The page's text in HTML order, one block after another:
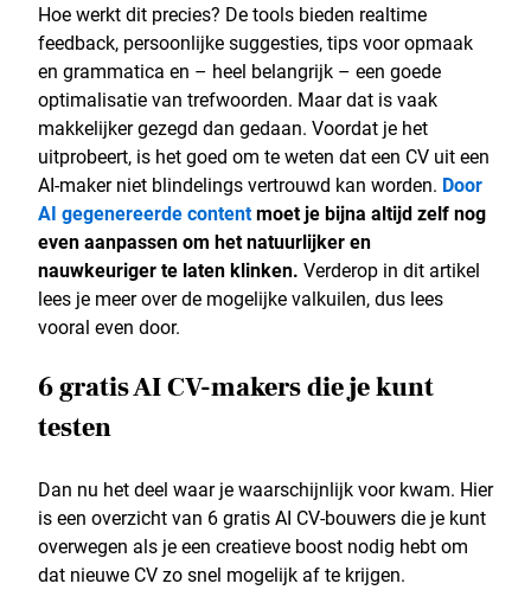
Hoe werkt dit precies? De tools bieden realtime
feedback, persoonlijke suggesties, tips voor opmaak
en grammatica en – heel belangrijk – een goede
optimalisatie van trefwoorden. Maar dat is vaak
makkelijker gezegd dan gedaan. Voordat je het
uitprobeert, is het goed om te weten dat een CV uit een
AI-maker niet blindelings vertrouwd kan worden. Door
AI gegenereerde contentmoet je bijna altijd zelf nog
even aanpassen om het natuurlijker en
nauwkeuriger te laten klinken. Verderop in dit artikel
lees je meer over de mogelijke valkuilen, dus lees
vooral even door.
6 gratis AI CV-makers die je kunt
testen
Dan nu het deel waar je waarschijnlijk voor kwam. Hier
is een overzicht van 6 gratis AI CV-bouwers die je kunt
overwegen als je een creatieve boost nodig hebt om
dat nieuwe CV zo snel mogelijk af te krijgen.